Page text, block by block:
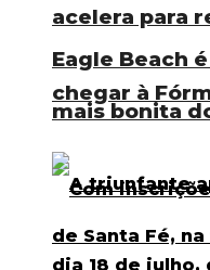
Eagle Beach
mais bonita
acelera para
chegar à